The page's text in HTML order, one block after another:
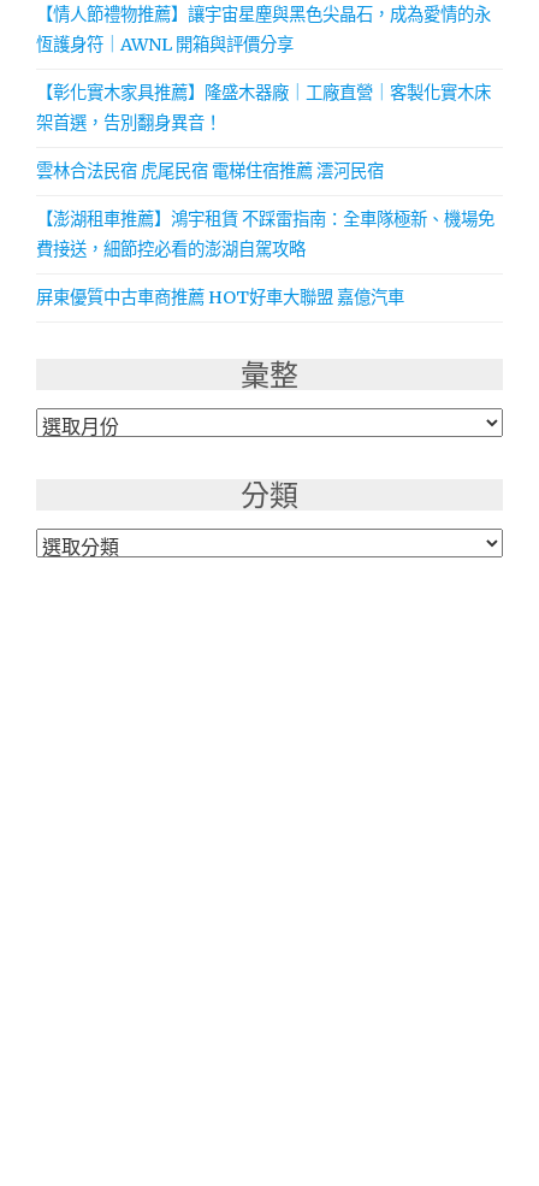
【情人節禮物推薦】讓宇宙星塵與黑色尖晶石，成為愛情的永
恆護身符｜AWNL 開箱與評價分享
【彰化實木家具推薦】隆盛木器廠｜工廠直營｜客製化實木床
架首選，告別翻身異音！
雲林合法民宿 虎尾民宿 電梯住宿推薦 澐河民宿
【澎湖租車推薦】鴻宇租賃 不踩雷指南：全車隊極新、機場免
費接送，細節控必看的澎湖自駕攻略
屏東優質中古車商推薦 HOT好車大聯盟 嘉億汽車
彙整
彙
分類
分